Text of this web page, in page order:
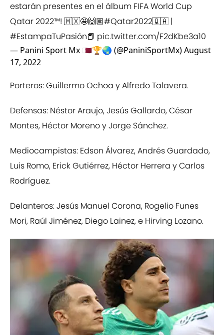
estarán presentes en el álbum FIFA World Cup
Qatar 2022™! 🇲🇽🤩🙌🏽#Qatar2022🇶🇦 |
#EstampaTuPasión📕 pic.twitter.com/F2dKbe3a10
— Panini Sport Mx 🇶🇦🏆🌏 (@PaniniSportMx)August
17, 2022
Porteros: Guillermo Ochoa y Alfredo Talavera.
Defensas: Néstor Araujo, Jesús Gallardo, César
Montes, Héctor Moreno y Jorge Sánchez.
Mediocampistas: Edson Álvarez, Andrés Guardado,
Luis Romo, Erick Gutiérrez, Héctor Herrera y Carlos
Rodríguez.
Delanteros: Jesús Manuel Corona, Rogelio Funes
Mori, Raúl Jiménez, Diego Lainez, e Hirving Lozano.